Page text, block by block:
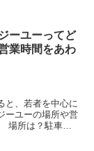
ーユーってど
業時間をあわ
と、若者を中心に
ーユーの場所や営